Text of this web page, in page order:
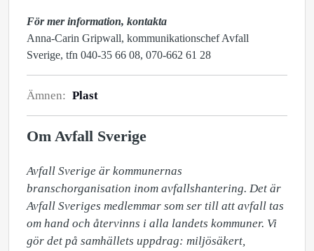
För mer information, kontakta
Anna-Carin Gripwall, kommunikationschef Avfall
Sverige, tfn 040-35 66 08, 070-662 61 28
Ämnen: Plast
Om Avfall Sverige
Avfall Sverige är kommunernas
branschorganisation inom avfallshantering. Det är
Avfall Sveriges medlemmar som ser till att avfall tas
om hand och återvinns i alla landets kommuner. Vi
gör det på samhällets uppdrag: miljösäkert,